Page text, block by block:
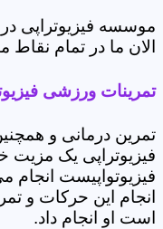
الان ما در تمام نقاط منطقه 9 تهران فیزیوتراپیست خانم داریم که برای ارائه نمودن انواع
تمرینات ورزشی
تمرین درمانی و
فیزیوتراپی یک مزیت
فیزیوتواپیست انجام
انجام این حرکات و
است او انجام داد.